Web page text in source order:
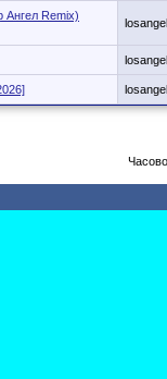
Ангел Remix)